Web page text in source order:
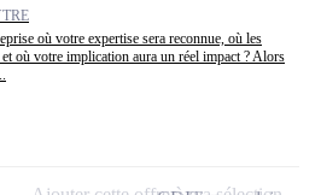
où votre expertise sera reconnue, où les
où votre implication aura un réel impact ? Alors